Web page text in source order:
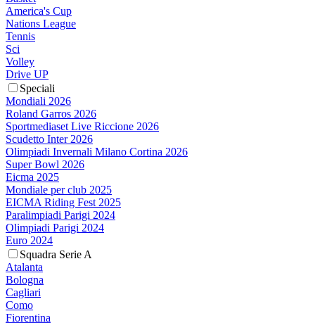
America's Cup
Nations League
Tennis
Sci
Volley
Drive UP
Speciali
Mondiali 2026
Roland Garros 2026
Sportmediaset Live Riccione 2026
Scudetto Inter 2026
Olimpiadi Invernali Milano Cortina 2026
Super Bowl 2026
Eicma 2025
Mondiale per club 2025
EICMA Riding Fest 2025
Paralimpiadi Parigi 2024
Olimpiadi Parigi 2024
Euro 2024
Squadra Serie A
Atalanta
Bologna
Cagliari
Como
Fiorentina